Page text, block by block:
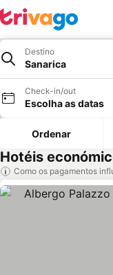
Destino
Sanarica
Check-in/out
Escolha as datas
Ordenar
Hotéis
Como os pagamentos